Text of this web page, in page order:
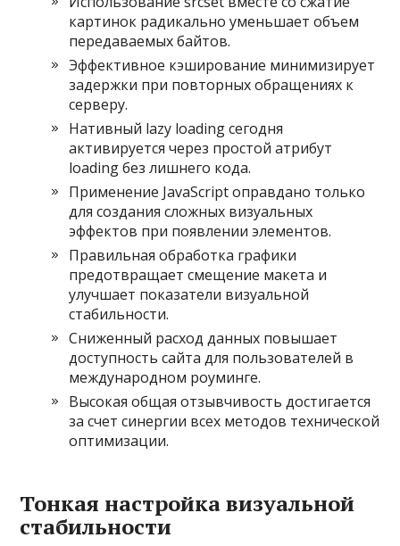
картинок радикально уменьшает объем
передаваемых байтов.
Эффективное кэширование минимизирует
задержки при повторных обращениях к
серверу.
Нативный lazy loading сегодня
активируется через простой атрибут
loading без лишнего кода.
Применение JavaScript оправдано только
для создания сложных визуальных
эффектов при появлении элементов.
Правильная обработка графики
предотвращает смещение макета и
улучшает показатели визуальной
стабильности.
Сниженный расход данных повышает
доступность сайта для пользователей в
международном роуминге.
Высокая общая отзывчивость достигается
за счет синергии всех методов технической
оптимизации.
Тонкая настройка визуальной
стабильности